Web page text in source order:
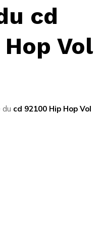
cd
Vol
du cd 92100 Hip Hop Vol